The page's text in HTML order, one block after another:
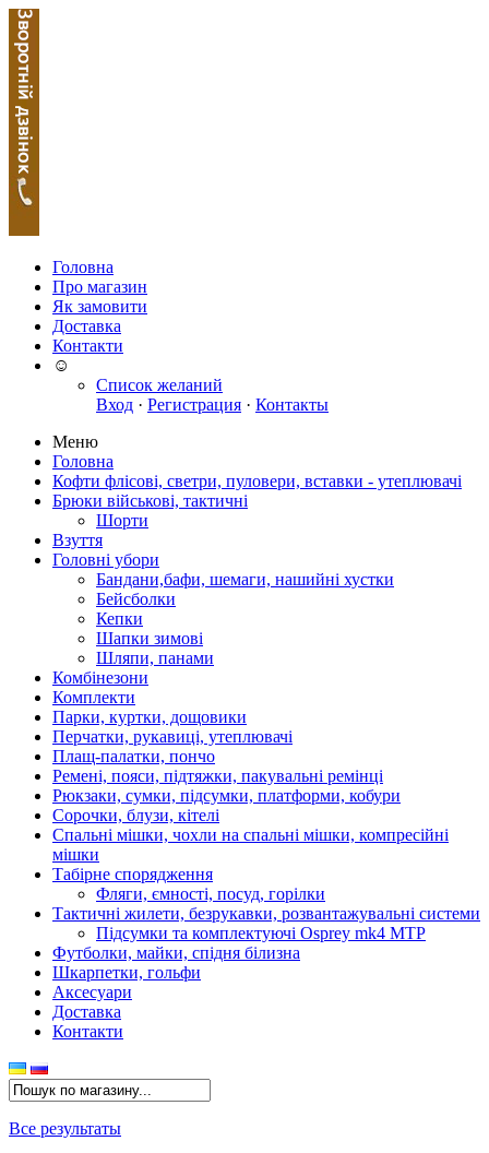
Головна
Про магазин
Як замовити
Доставка
Контакти
☺
Список желаний
Вход · Регистрация · Контакты
Меню
Головна
Кофти флісові, светри, пуловери, вставки - утеплювачі
Брюки військові, тактичні
Шорти
Взуття
Головні убори
Бандани,бафи, шемаги, нашийні хустки
Бейсболки
Кепки
Шапки зимові
Шляпи, панами
Комбінезони
Комплекти
Парки, куртки, дощовики
Перчатки, рукавиці, утеплювачі
Плащ-палатки, пончо
Ремені, пояси, підтяжки, пакувальні ремінці
Рюкзаки, сумки, підсумки, платформи, кобури
Сорочки, блузи, кітелі
Спальні мішки, чохли на спальні мішки, компресійні
мішки
Табірне спорядження
Фляги, ємності, посуд, горілки
Тактичні жилети, безрукавки, розвантажувальні системи
Підсумки та комплектуючі Osprey mk4 MTP
Футболки, майки, спідня білизна
Шкарпетки, гольфи
Аксесуари
Доставка
Контакти
Все результаты